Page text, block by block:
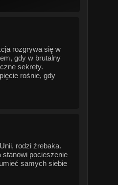
rozgrywa się w
gdy w brutalny
sekrety.
rośnie, gdy
rodzi źrebaka.
stanowi pocieszenie
samych siebie